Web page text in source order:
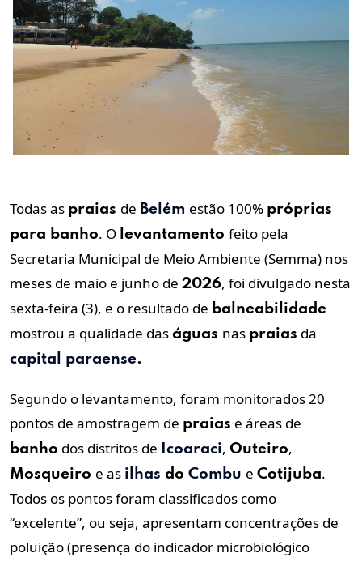
Todas as praias de Belém estão 100% próprias
para banho. O levantamento feito pela
Secretaria Municipal de Meio Ambiente (Semma) nos
meses de maio e junho de 2026, foi divulgado nesta
sexta-feira (3), e o resultado de balneabilidade
mostrou a qualidade das águas nas praias da
capital paraense.
Segundo o levantamento, foram monitorados 20
pontos de amostragem de praias e áreas de
banho dos distritos de Icoaraci, Outeiro,
Mosqueiro e as ilhas do Combu e Cotijuba.
Todos os pontos foram classificados como
“excelente”, ou seja, apresentam concentrações de
poluição (presença do indicador microbiológico